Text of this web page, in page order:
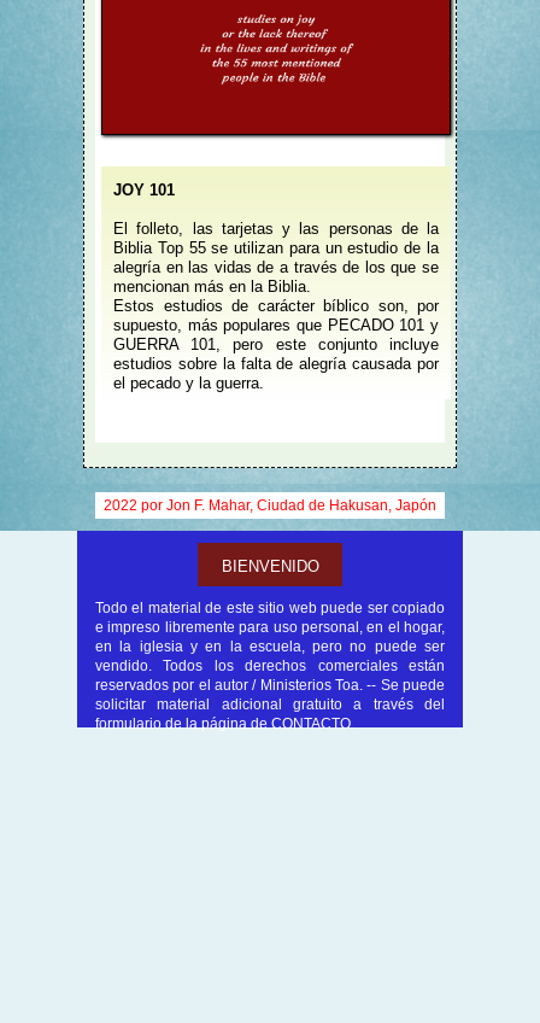
JOY 101
El folleto, las tarjetas y las personas de la
Biblia Top 55 se utilizan para un estudio de la
alegría en las vidas de a través de los que se
mencionan más en la Biblia.
Estos estudios de carácter bíblico son, por
supuesto, más populares que PECADO 101 y
GUERRA 101, pero este conjunto incluye
estudios sobre la falta de alegría causada por
el pecado y la guerra.
2022 por Jon F. Mahar, Ciudad de Hakusan, Japón
BIENVENIDO
Todo el material de este sitio web puede ser copiado
e impreso libremente para uso personal, en el hogar,
en la iglesia y en la escuela, pero no puede ser
vendido. Todos los derechos comerciales están
reservados por el autor / Ministerios Toa. -- Se puede
solicitar material adicional gratuito a través del
formulario de la página de CONTACTO.